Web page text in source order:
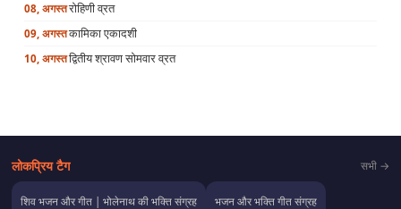
08, अगस्तरोहिणी व्रत
09, अगस्तकामिका एकादशी
10, अगस्तद्वितीय श्रावण सोमवार व्रत
लोकप्रिय टैग सभी →
शिव भजन और गीत | भोलेनाथ की भक्ति संग्रह भजन और भक्ति गीत संग्रह